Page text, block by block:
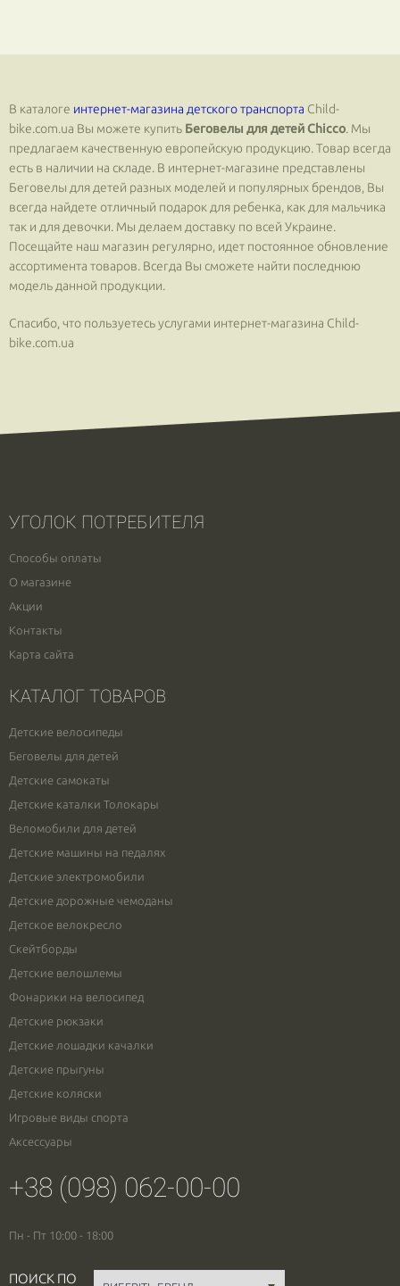
В каталоге интернет-магазина детского транспорта Сhild-
bike.com.ua Вы можете купить Беговелы для детей Chicco. Мы
предлагаем качественную европейскую продукцию. Товар всегда
есть в наличии на складе. В интернет-магазине представлены
Беговелы для детей разных моделей и популярных брендов, Вы
всегда найдете отличный подарок для ребенка, как для мальчика
так и для девочки. Мы делаем доставку по всей Украине.
Посещайте наш магазин регулярно, идет постоянное обновление
ассортимента товаров. Всегда Вы сможете найти последнюю
модель данной продукции.
Спасибо, что пользуетесь услугами интернет-магазина Сhild-
bike.com.ua
УГОЛОК ПОТРЕБИТЕЛЯ
Способы оплаты
О магазине
Акции
Контакты
Карта сайта
КАТАЛОГ ТОВАРОВ
Детские велосипеды
Беговелы для детей
Детские самокаты
Детские каталки Толокары
Веломобили для детей
Детские машины на педалях
Детские электромобили
Детские дорожные чемоданы
Детское велокресло
Скейтборды
Детские велошлемы
Фонарики на велосипед
Детские рюкзаки
Детские лошадки качалки
Детские прыгуны
Детские коляски
Игровые виды спорта
Аксессуары
+38 (098) 062-00-00
Пн - Пт 10:00 - 18:00
ПОИСК ПО